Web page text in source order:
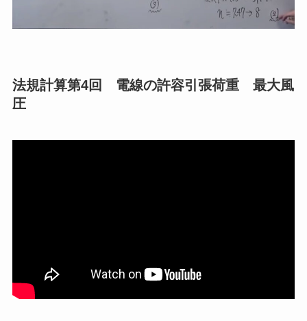
法規計算第4回 電線の許容引張荷重 最大風
圧